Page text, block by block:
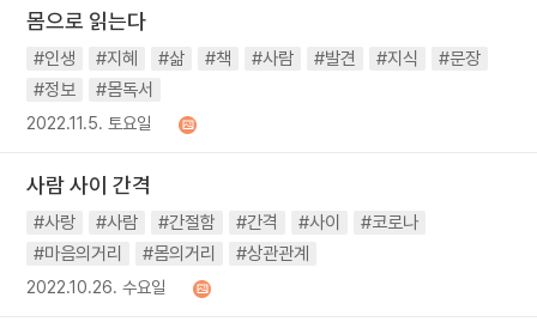
몸으로 읽는다
#인생 #지혜 #삶 #책 #사람 #발견 #지식
#문장
#정보
#몸독서
2022.11.5. 토요일
사람 사이 간격
#사랑 #사람 #간절함 #간격 #사이
#코로나
#마음의거리
#몸의거리 #상관관계
2022.10.26. 수요일